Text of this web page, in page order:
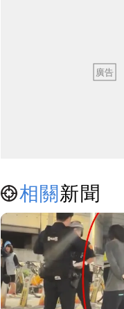
相關新聞